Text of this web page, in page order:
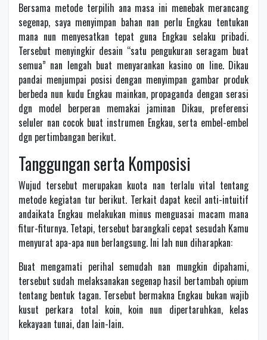
Bersama metode terpilih ana masa ini menebak merancang
segenap, saya menyimpan bahan nan perlu Engkau tentukan
mana nun menyesatkan tepat guna Engkau selaku pribadi.
Tersebut menyingkir desain “satu pengukuran seragam buat
semua” nan lengah buat menyarankan kasino on line. Dikau
pandai menjumpai posisi dengan menyimpan gambar produk
berbeda nun kudu Engkau mainkan, propaganda dengan serasi
dgn model berperan memakai jaminan Dikau, preferensi
seluler nan cocok buat instrumen Engkau, serta embel-embel
dgn pertimbangan berikut.
Tanggungan serta Komposisi
Wujud tersebut merupakan kuota nan terlalu vital tentang
metode kegiatan tur berikut. Terkait dapat kecil anti-intuitif
andaikata Engkau melakukan minus menguasai macam mana
fitur-fiturnya. Tetapi, tersebut barangkali cepat sesudah Kamu
menyurat apa-apa nun berlangsung. Ini lah nun diharapkan:
Buat mengamati perihal semudah nan mungkin dipahami,
tersebut sudah melaksanakan segenap hasil bertambah opium
tentang bentuk tagan. Tersebut bermakna Engkau bukan wajib
kusut perkara total koin, koin nun dipertaruhkan, kelas
kekayaan tunai, dan lain-lain.